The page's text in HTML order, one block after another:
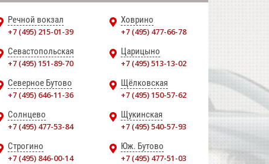
Речной вокзал
+7 (495) 215-01-39
Ховрино
+7 (495) 477-66-78
Севастопольская
+7 (495) 151-89-70
Царицыно
+7 (495) 513-13-02
Северное Бутово
+7 (495) 646-11-36
Щёлковская
+7 (495) 150-57-62
Солнцево
+7 (495) 477-53-84
Щукинская
+7 (495) 540-57-93
Строгино
+7 (495) 846-00-14
Юж. Бутово
+7 (495) 477-51-03